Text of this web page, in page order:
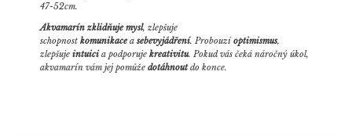
47-52cm.
Akvamarín zklidňuje mysl, zlepšuje
schopnost komunikaceasebevyjádření. Probouzíoptimismus,
zlepšujeintuici a podporujekreativitu. Pokud vás čeká náročný úkol,
akvamarín vám jej pomůžedotáhnoutdo konce.